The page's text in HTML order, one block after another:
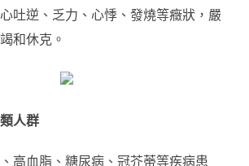
吐逆、乏力、心悸、發燒等癥狀，嚴
和休克。
人群
高血脂、糖尿病、冠芥蒂等疾病患